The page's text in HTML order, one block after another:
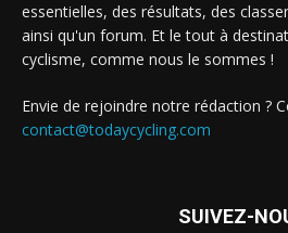
essentielles, des résultats, des
ainsi qu'un forum. Et le tout à
cyclisme, comme nous le sommes !
Envie de rejoindre notre rédaction ?
contact@todaycycling.com
SUIVEZ-